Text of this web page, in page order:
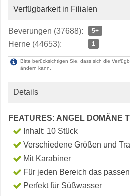
Verfügbarkeit in Filialen
Beverungen (37688): 5+
Herne (44653): 1
Bitte berücksichtigen Sie, dass sich die
ändern kann.
Details
FEATURES: ANGEL DOMÄNE
Inhalt: 10 Stück
Verschiedene Größen und
Mit Karabiner
Für jeden Bereich das
Perfekt für Süßwasser